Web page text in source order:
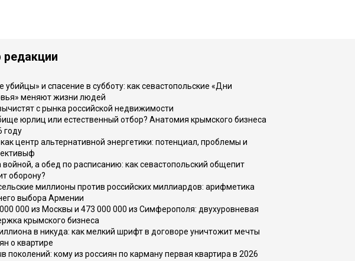
редакции
убийцы» и спасение в субботу: как севастопольские «Дни
меняют жизни людей
с рынка российской недвижимости
юрлиц или естественный отбор? Анатомия крымского бизнеса
году
центр альтернативной энергетики: потенциал, проблемы и
войной, а обед по расписанию: как севастопольский общепит
оборону?
миллионы против российских миллиардов: арифметика
выбора Армении
000 из Москвы и 473 000 000 из Симферополя: двухуровневая
крымского бизнеса
в никуда: как мелкий шрифт в договоре уничтожит мечты
о квартире
поколений: кому из россиян по карману первая квартира в 2026